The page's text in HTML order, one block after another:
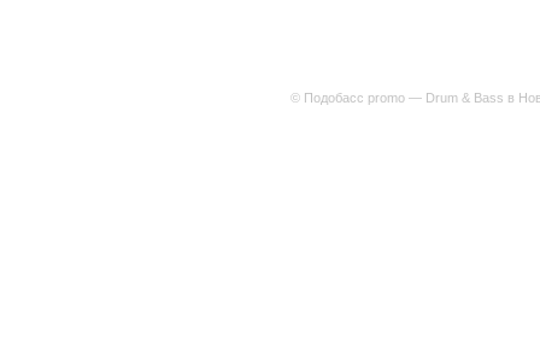
© Подобасс promo — Drum & Bass в